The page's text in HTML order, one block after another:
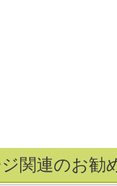
関連のお勧